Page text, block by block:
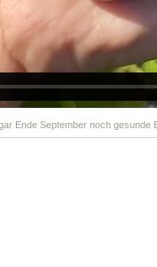
Ende September noch gesunde